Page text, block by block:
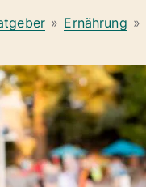
» Ernährung »